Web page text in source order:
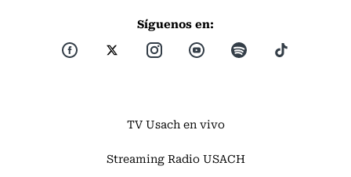
Síguenos en:
TV Usach en vivo
Streaming Radio USACH